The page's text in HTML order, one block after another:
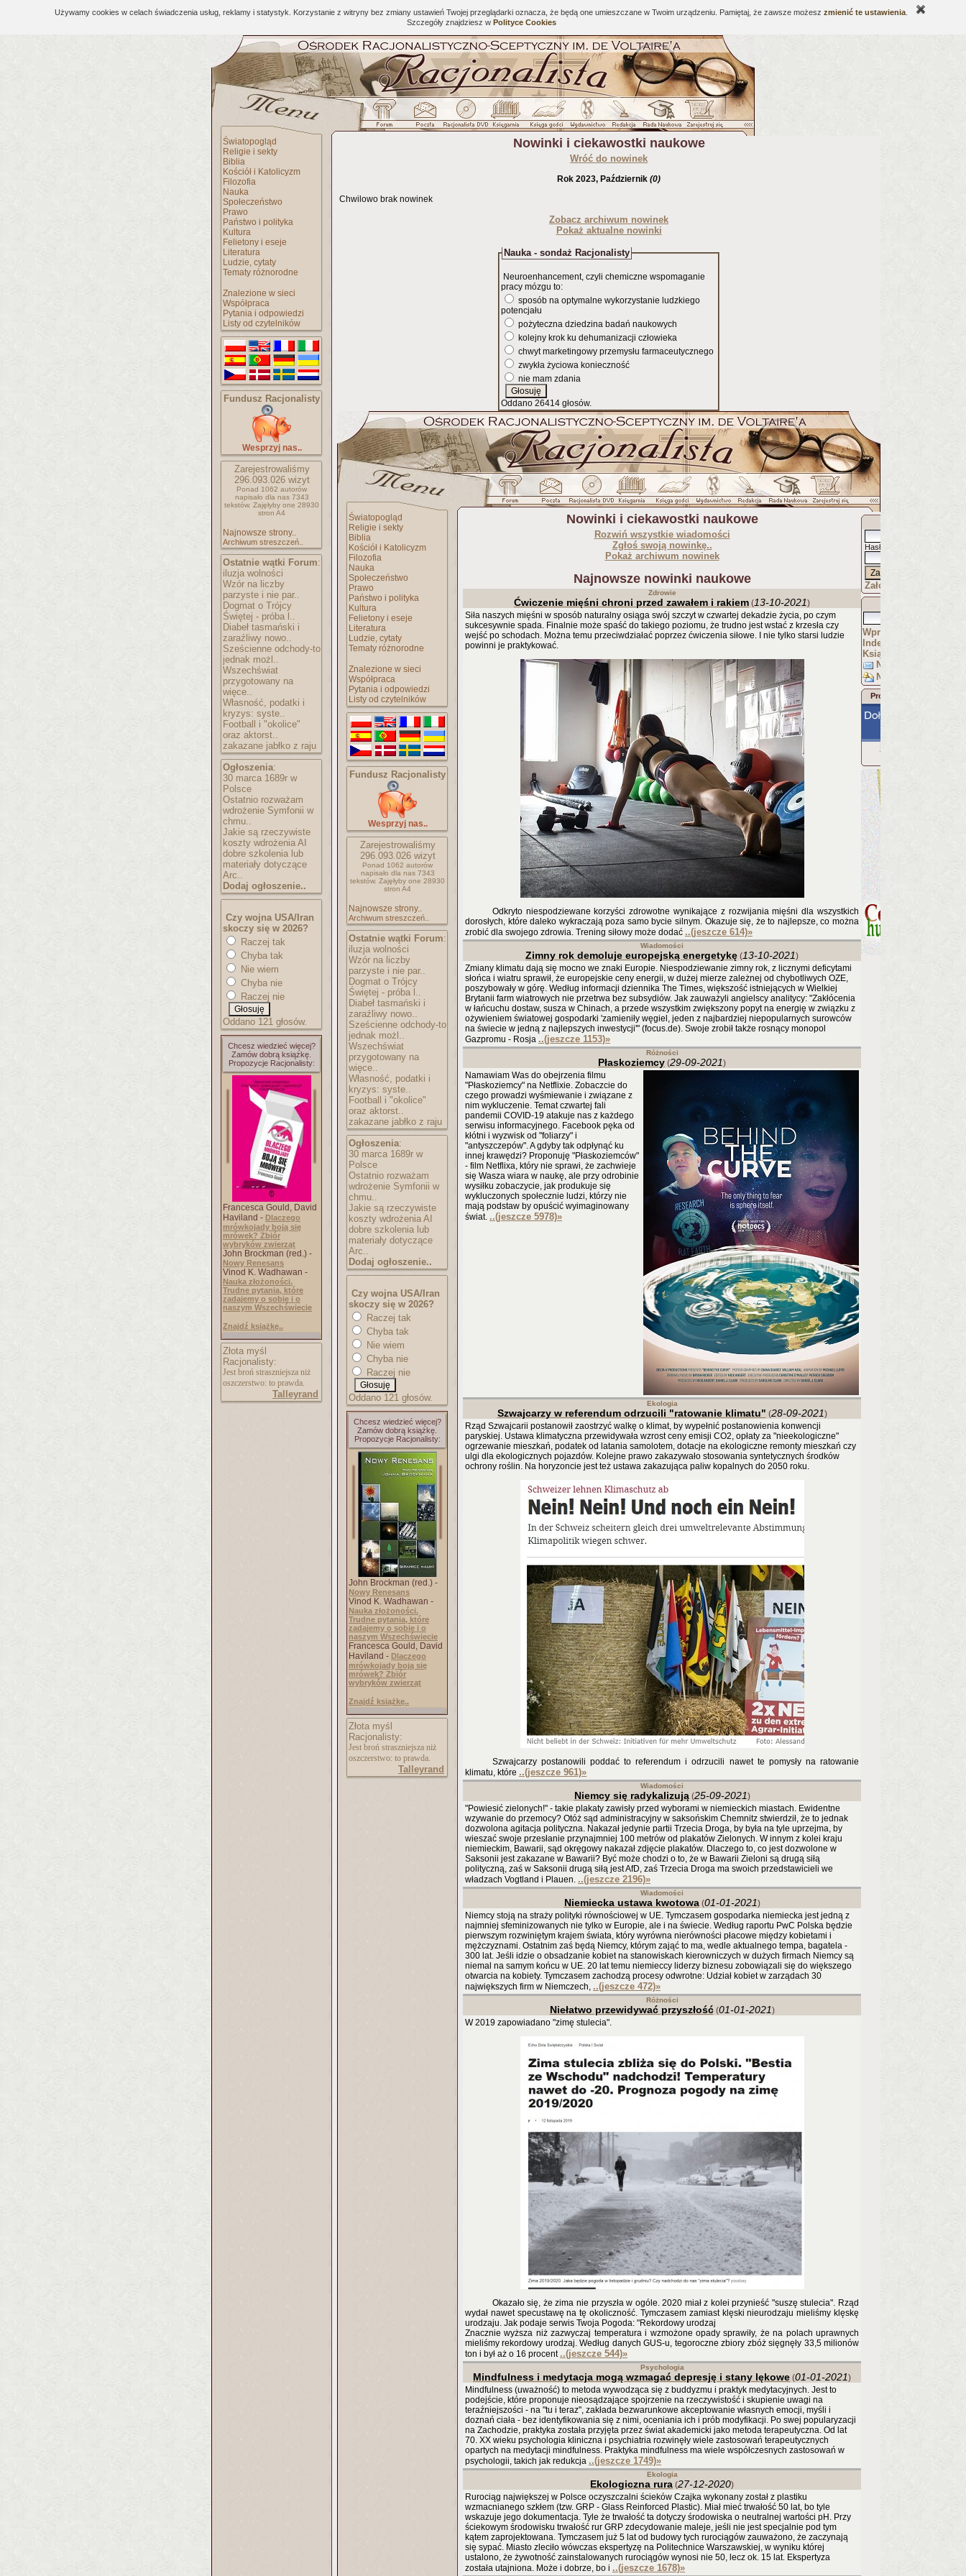
Używamy cookies w celach świadczenia usług, reklamy i statystyk. Korzystanie z witryny bez zmiany ustawień Twojej przeglądarki oznacza, że będą one umieszczane w Twoim urządzeniu. Pamiętaj, że zawsze możesz zmienić te ustawienia
Szczegóły znajdziesz w Polityce Cookies
Światopogląd
Religie i sekty
Biblia
Kościół i Katolicyzm
Filozofia
Nauka
Społeczeństwo
Prawo
Państwo i polityka
Kultura
Felietony i eseje
Literatura
Ludzie, cytaty
Tematy różnorodne
Znalezione w sieci
Współpraca
Pytania i odpowiedzi
Listy od czytelników
Fundusz Racjonalisty
Wesprzyj nas..
Zarejestrowaliśmy
296.093.026wizyt
Ponad 1062 autorów
napisało dla nas 7343
tekstów. Zajęłyby one 28930
stron A4
Najnowsze strony..
Archiwum streszczeń..
Ostatnie wątki Forum:
iluzja wolności
Wzór na liczby
parzyste i nie par..
Dogmat o Trójcy
Świętej - próba l..
Diabeł tasmański i
zaraźliwy nowo..
Sześcienne odchody-to
jednak możl..
Wszechświat
przygotowany na
więce..
Własność, podatki i
kryzys: syste..
Football i "okolice"
oraz aktorst..
zakazane jabłko z raju
Ogłoszenia:
30 marca 1689r w
Polsce
Ostatnio rozważam
wdrożenie Symfonii w
chmu..
Jakie są rzeczywiste
koszty wdrożenia AI
dobre szkolenia lub
materiały dotyczące
Arc..
Dodaj ogłoszenie..
Czy wojna USA/Iran
skoczy się w 2026?
Raczej tak
Chyba tak
Nie wiem
Chyba nie
Raczej nie
Oddano 121 głosów.
Chcesz wiedzieć więcej?
Zamów dobrą książkę.
Propozycje Racjonalisty:
Francesca Gould, David
Haviland - Dlaczego
mrówkojady boją się
mrówek? Zbiór
wybryków zwierząt
John Brockman (red.) -
Nowy Renesans
Vinod K. Wadhawan -
Nauka złożoności.
Trudne pytania, które
zadajemy o sobie i o
naszym Wszechświecie
Znajdź książkę..
Złota myśl
Racjonalisty:
Jest broń straszniejsza niż
oszczerstwo: to prawda.
Talleyrand
Nowinki i ciekawostki naukowe
Wróć do nowinek
Rok 2023, Październik (0)
Chwilowo brak nowinek
Zobacz archiwum nowinek
Pokaż aktualne nowinki
Nauka - sondaż Racjonalisty
Neuroenhancement, czyli chemiczne wspomaganie
pracy mózgu to:
sposób na optymalne wykorzystanie ludzkiego
potencjału
pożyteczna dziedzina badań naukowych
kolejny krok ku dehumanizacji człowieka
chwyt marketingowy przemysłu farmaceutycznego
zwykła życiowa konieczność
nie mam zdania
Oddano 26414 głosów.
Światopogląd
Religie i sekty
Biblia
Kościół i Katolicyzm
Filozofia
Nauka
Społeczeństwo
Prawo
Państwo i polityka
Kultura
Felietony i eseje
Literatura
Ludzie, cytaty
Tematy różnorodne
Znalezione w sieci
Współpraca
Pytania i odpowiedzi
Listy od czytelników
Fundusz Racjonalisty
Wesprzyj nas..
Zarejestrowaliśmy
296.093.026wizyt
Ponad 1062 autorów
napisało dla nas 7343
tekstów. Zajęłyby one 28930
stron A4
Najnowsze strony..
Archiwum streszczeń..
Ostatnie wątki Forum:
iluzja wolności
Wzór na liczby
parzyste i nie par..
Dogmat o Trójcy
Świętej - próba l..
Diabeł tasmański i
zaraźliwy nowo..
Sześcienne odchody-to
jednak możl..
Wszechświat
przygotowany na
więce..
Własność, podatki i
kryzys: syste..
Football i "okolice"
oraz aktorst..
zakazane jabłko z raju
Ogłoszenia:
30 marca 1689r w
Polsce
Ostatnio rozważam
wdrożenie Symfonii w
chmu..
Jakie są rzeczywiste
koszty wdrożenia AI
dobre szkolenia lub
materiały dotyczące
Arc..
Dodaj ogłoszenie..
Czy wojna USA/Iran
skoczy się w 2026?
Raczej tak
Chyba tak
Nie wiem
Chyba nie
Raczej nie
Oddano 121 głosów.
Chcesz wiedzieć więcej?
Zamów dobrą książkę.
Propozycje Racjonalisty:
John Brockman (red.) -
Nowy Renesans
Vinod K. Wadhawan -
Nauka złożoności.
Trudne pytania, które
zadajemy o sobie i o
naszym Wszechświecie
Francesca Gould, David
Haviland - Dlaczego
mrówkojady boją się
mrówek? Zbiór
wybryków zwierząt
Znajdź książkę..
Złota myśl
Racjonalisty:
Jest broń straszniejsza niż
oszczerstwo: to prawda.
Talleyrand
Nowinki i ciekawostki naukowe
Rozwiń wszystkie wiadomości
Zgłoś swoją nowinkę..
Pokaż archiwum nowinek
Najnowsze nowinki naukowe
Zdrowie
Ćwiczenie mięśni chroni przed zawałem i rakiem (13-10-2021)
Siła naszych mięśni w sposób naturalny osiąga swój szczyt w czwartej dekadzie życia, po czym
sukcesywnie spada. Finalnie może spaść do takiego poziomu, że trudno jest wstać z krzesła czy
wejść po schodach. Można temu przeciwdziałać poprzez ćwiczenia siłowe. I nie tylko starsi ludzie
powinni je praktykować.
Odkryto niespodziewane korzyści zdrowotne wynikające z rozwijania mięśni dla wszystkich
dorosłych, które daleko wykraczają poza samo bycie silnym. Okazuje się, że to najlepsze, co można
zrobić dla swojego zdrowia. Trening siłowy może dodać ..(jeszcze 614)»
Wiadomości
Zimny rok demoluje europejską energetykę (13-10-2021)
Zmiany klimatu dają się mocno we znaki Europie. Niespodziewanie zimny rok, z licznymi deficytami
słońca i wiatru sprawił, że europejskie ceny energii, w dużej mierze zależnej od chybotliwych OZE,
poszybowały w górę. Według informacji dziennika The Times, większość istniejących w Wielkiej
Brytanii farm wiatrowych nie przetrwa bez subsydiów. Jak zauważyli angielscy analitycy: "Zakłócenia
w łańcuchu dostaw, susza w Chinach, a przede wszystkim zwiększony popyt na energię w związku z
ożywieniem światowej gospodarki 'zamieniły węgiel, jeden z najbardziej niepopularnych surowców
na świecie w jedną z najlepszych inwestycji'" (focus.de). Swoje zrobił także rosnący monopol
Gazpromu - Rosja ..(jeszcze 1153)»
Różności
Płaskoziemcy (29-09-2021)
Namawiam Was do obejrzenia filmu
"Płaskoziemcy" na Netflixie. Zobaczcie do
czego prowadzi wyśmiewanie i związane z
nim wykluczenie. Temat czwartej fali
pandemii COVID-19 atakuje nas z każdego
serwisu informacyjnego. Facebook pęka od
kłótni i wyzwisk od "foliarzy" i
"antyszczepów". A gdyby tak odpłynąć ku
innej krawędzi? Proponuję "Płaskoziemców"
- film Netflixa, który nie sprawi, że zachwieje
się Wasza wiara w naukę, ale przy odrobinie
wysiłku zobaczycie, jak produkuje się
wykluczonych społecznie ludzi, którzy nie
mają podstaw by opuścić wyimaginowany
świat. ..(jeszcze 5978)»
Ekologia
Szwajcarzy w referendum odrzucili "ratowanie klimatu" (28-09-2021)
Rząd Szwajcarii postanowił zaostrzyć walkę o klimat, by wypełnić postanowienia konwencji
paryskiej. Ustawa klimatyczna przewidywała wzrost ceny emisji CO2, opłaty za "nieekologiczne"
ogrzewanie mieszkań, podatek od latania samolotem, dotacje na ekologiczne remonty mieszkań czy
ulgi dla ekologicznych pojazdów. Kolejne prawo zakazywało stosowania syntetycznych środków
ochrony roślin. Na horyzoncie jest też ustawa zakazująca paliw kopalnych do 2050 roku.
Szwajcarzy postanowili poddać to referendum i odrzucili nawet te pomysły na ratowanie
klimatu, które ..(jeszcze 961)»
Wiadomości
Niemcy się radykalizują(25-09-2021)
"Powiesić zielonych!" - takie plakaty zawisły przed wyborami w niemieckich miastach. Ewidentne
wzywanie do przemocy? Otóż sąd administracyjny w saksońskim Chemnitz stwierdził, że to jednak
dozwolona agitacja polityczna. Nakazał jedynie partii Trzecia Droga, by była na tyle uprzejma, by
wieszać swoje przesłanie przynajmniej 100 metrów od plakatów Zielonych. W innym z kolei kraju
niemieckim, Bawarii, sąd okręgowy nakazał zdjęcie plakatów. Dlaczego to, co jest dozwolone w
Saksonii jest zakazane w Bawarii? Być może chodzi o to, że w Bawarii Zieloni są drugą siłą
polityczną, zaś w Saksonii drugą siłą jest AfD, zaś Trzecia Droga ma swoich przedstawicieli we
władzach Vogtland i Plauen. ..(jeszcze 2196)»
Wiadomości
Niemiecka ustawa kwotowa(01-01-2021)
Niemcy stoją na straży polityki równościowej w UE. Tymczasem gospodarka niemiecka jest jedną z
najmniej sfeminizowanych nie tylko w Europie, ale i na świecie. Według raportu PwC Polska będzie
pierwszym rozwiniętym krajem świata, który wyrówna nierówności płacowe między kobietami i
mężczyznami. Ostatnim zaś będą Niemcy, którym zająć to ma, wedle aktualnego tempa, bagatela -
300 lat. Jeśli idzie o obsadzanie kobiet na stanowiskach kierowniczych w dużych firmach Niemcy są
niemal na samym końcu w UE. 20 lat temu niemieccy liderzy biznesu zobowiązali się do większego
otwarcia na kobiety. Tymczasem zachodzą procesy odwrotne: Udział kobiet w zarządach 30
największych firm w Niemczech, ..(jeszcze 472)»
Różności
Niełatwo przewidywać przyszłość(01-01-2021)
W 2019 zapowiadano "zimę stulecia".
Okazało się, że zima nie przyszła w ogóle. 2020 miał z kolei przynieść "suszę stulecia". Rząd
wydał nawet specustawę na tę okoliczność. Tymczasem zamiast klęski nieurodzaju mieliśmy klęskę
urodzaju. Jak podaje serwis Twoja Pogoda: "Rekordowy urodzaj
Znacznie wyższa niż zazwyczaj temperatura i wzmożone opady sprawiły, że na polach uprawnych
mieliśmy rekordowy urodzaj. Według danych GUS-u, tegoroczne zbiory zbóż sięgnęły 33,5 milionów
ton i był aż o 16 procent ..(jeszcze 544)»
Psychologia
Mindfulness i medytacja mogą wzmagać depresję i stany lękowe (01-01-2021)
Mindfulness (uważność) to metoda wywodząca się z buddyzmu i praktyk medytacyjnych. Jest to
podejście, które proponuje nieosądzające spojrzenie na rzeczywistość i skupienie uwagi na
teraźniejszości - na "tu i teraz", zakłada bezwarunkowe akceptowanie własnych emocji, myśli i
doznań ciała - bez identyfikowania się z nimi, oceniania ich i prób modyfikacji. Po swej popularyzacji
na Zachodzie, praktyka została przyjęta przez świat akademicki jako metoda terapeutyczna. Od lat
70. XX wieku psychologia kliniczna i psychiatria rozwinęły wiele zastosowań terapeutycznych
opartych na medytacji mindfulness. Praktyka mindfulness ma wiele współczesnych zastosowań w
psychologii, takich jak redukcja ..(jeszcze 1749)»
Ekologia
Ekologiczna rura (27-12-2020)
Rurociąg największej w Polsce oczyszczalni ścieków Czajka wykonany został z plastiku
wzmacnianego szkłem (tzw. GRP - Glass Reinforced Plastic). Miał mieć trwałość 50 lat, bo tyle
wskazuje jego dokumentacja. Tyle że trwałość ta dotyczy środowiska o neutralnej wartości pH. Przy
ściekowym środowisku trwałość rur GRP zdecydowanie maleje, jeśli nie jest specjalnie pod tym
kątem zaprojektowana. Tymczasem już 5 lat od budowy tych rurociągów zauważono, że zaczynają
się sypać. Miasto zleciło wówczas ekspertyzę na Politechnice Warszawskiej, w wyniku której
ustalono, że żywotność zainstalowanych rurociągów wynosi nie 50, lecz ok. 15 lat. Ekspertyza
została utajniona. Może i dobrze, bo i ..(jeszcze 1678)»
Hasło
Załóż sobie konto..
Wprowadzenie
Indeks artykułów
Książka: Racjonalista
Napisz do nas
Newsletter
Promocja Racjonalisty